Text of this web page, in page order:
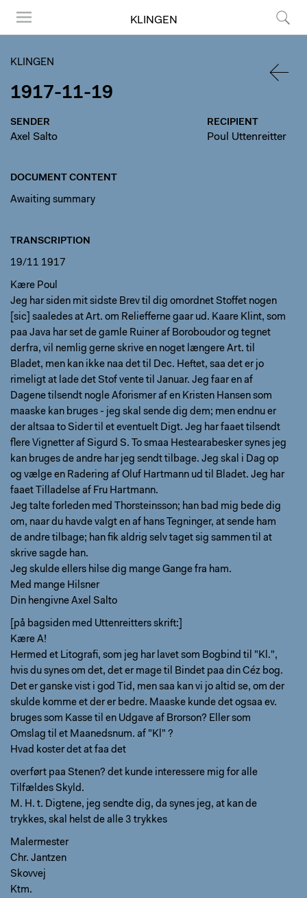
KLINGEN
KLINGEN
1917-11-19
SENDER
Axel Salto
RECIPIENT
Poul Uttenreitter
DOCUMENT CONTENT
Awaiting summary
TRANSCRIPTION
19/11 1917
Kære Poul
Jeg har siden mit sidste Brev til dig omordnet Stoffet nogen
[sic] saaledes at Art. om Reliefferne gaar ud. Kaare Klint, som
paa Java har set de gamle Ruiner af Boroboudor og tegnet
derfra, vil nemlig gerne skrive en noget længere Art. til
Bladet, men kan ikke naa det til Dec. Heftet, saa det er jo
rimeligt at lade det Stof vente til Januar. Jeg faar en af
Dagene tilsendt nogle Aforismer af en Kristen Hansen som
maaske kan bruges - jeg skal sende dig dem; men endnu er
der altsaa to Sider til et eventuelt Digt. Jeg har faaet tilsendt
flere Vignetter af Sigurd S. To smaa Hestearabesker synes jeg
kan bruges de andre har jeg sendt tilbage. Jeg skal i Dag op
og vælge en Radering af Oluf Hartmann ud til Bladet. Jeg har
faaet Tilladelse af Fru Hartmann.
Jeg talte forleden med Thorsteinsson; han bad mig bede dig
om, naar du havde valgt en af hans Tegninger, at sende ham
de andre tilbage; han fik aldrig selv taget sig sammen til at
skrive sagde han.
Jeg skulde ellers hilse dig mange Gange fra ham.
Med mange Hilsner
Din hengivne Axel Salto
[på bagsiden med Uttenreitters skrift:]
Kære A!
Hermed et Litografi, som jeg har lavet som Bogbind til "Kl.",
hvis du synes om det, det er mage til Bindet paa din Céz bog.
Det er ganske vist i god Tid, men saa kan vi jo altid se, om der
skulde komme et der er bedre. Maaske kunde det ogsaa ev.
bruges som Kasse til en Udgave af Brorson? Eller som
Omslag til et Maanedsnum. af "Kl" ?
Hvad koster det at faa det
overført paa Stenen? det kunde interessere mig for alle
Tilfældes Skyld.
M. H. t. Digtene, jeg sendte dig, da synes jeg, at kan de
trykkes, skal helst de alle 3 trykkes
Malermester
Chr. Jantzen
Skovvej
Ktm.